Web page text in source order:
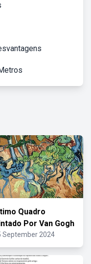
Quadro
Por Van Gogh
September 2024